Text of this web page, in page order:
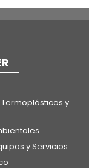
y
y Servicios